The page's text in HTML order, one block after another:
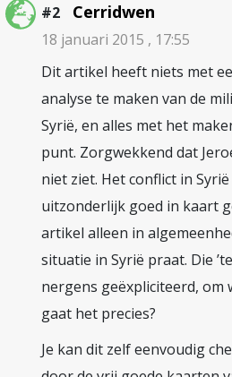
#2 Cerridwen
18 januari 2015 , 17:55
Dit artikel heeft niets met
analyse te maken van de
Syrië, en alles met het
punt. Zorgwekkend dat
niet ziet. Het conflict in
uitzonderlijk goed in kaart
artikel alleen in
situatie in Syrië praat. Die
nergens geëxpliciteerd, om
gaat het precies?
Je kan dit zelf eenvoudig